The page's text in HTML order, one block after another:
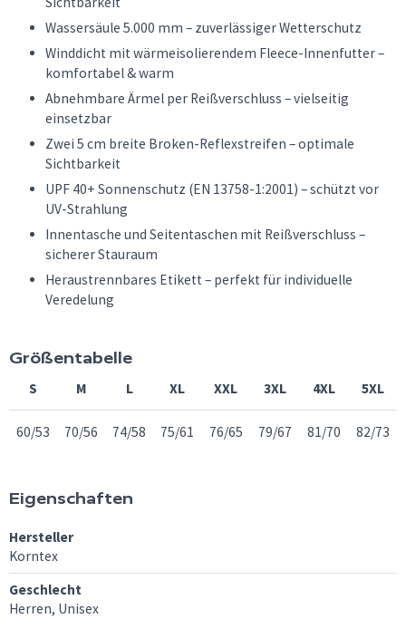
Wassersäule 5.000 mm – zuverlässiger Wetterschutz
Winddicht mit wärmeisolierendem Fleece-Innenfutter –
komfortabel & warm
Abnehmbare Ärmel per Reißverschluss – vielseitig
einsetzbar
Zwei 5 cm breite Broken-Reflexstreifen – optimale
Sichtbarkeit
UPF 40+ Sonnenschutz (EN 13758-1:2001) – schützt vor
UV-Strahlung
Innentasche und Seitentaschen mit Reißverschluss –
sicherer Stauraum
Heraustrennbares Etikett – perfekt für individuelle
Veredelung
Größentabelle
S M L XL XXL 3XL 4XL 5XL
60/53 70/56 74/58 75/61 76/65 79/67 81/70 82/73
Eigenschaften
Hersteller
Korntex
Geschlecht
Herren, Unisex